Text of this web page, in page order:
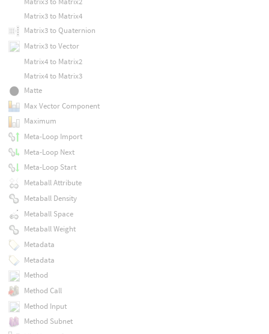
Matrix3 to Matrix4
Matrix3 to Quaternion
Matrix3 to Vector
Matrix4 to Matrix2
Matrix4 to Matrix3
Matte
Max Vector Component
Maximum
Meta-Loop Import
Meta-Loop Next
Meta-Loop Start
Metaball Attribute
Metaball Density
Metaball Space
Metaball Weight
Metadata
Metadata
Method
Method Call
Method Input
Method Subnet